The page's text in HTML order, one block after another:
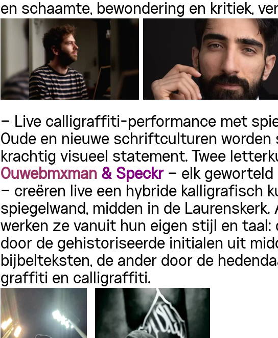
en schaamte, bewondering en kritiek,
– Live calligraffiti-performance met
Oude en nieuwe schriftculturen worden
krachtig visueel statement. Twee
Ouwebmxman & Speckr – elk
– creëren live een hybride kalligrafisch
spiegelwand, midden in de
werken ze vanuit hun eigen stijl en taal:
door de gehistoriseerde initialen uit
bijbelteksten, de ander door de
graffiti en calligraffiti.